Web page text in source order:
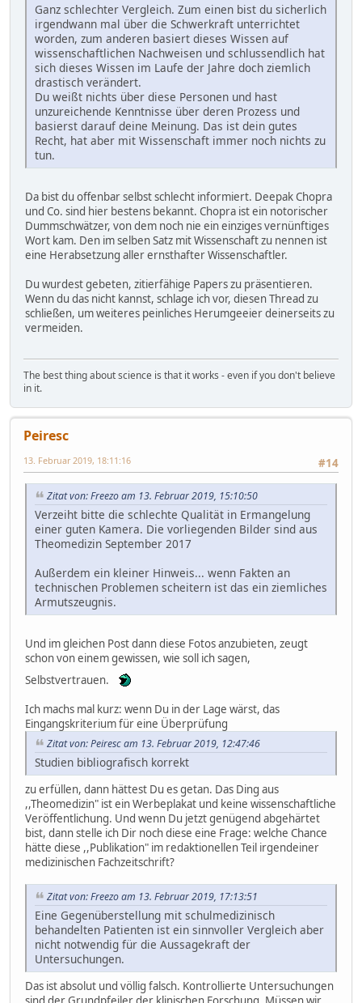
Ganz schlechter Vergleich. Zum einen bist du sicherlich
irgendwann mal über die Schwerkraft unterrichtet
worden, zum anderen basiert dieses Wissen auf
wissenschaftlichen Nachweisen und schlussendlich hat
sich dieses Wissen im Laufe der Jahre doch ziemlich
drastisch verändert.
Du weißt nichts über diese Personen und hast
unzureichende Kenntnisse über deren Prozess und
basierst darauf deine Meinung. Das ist dein gutes
Recht, hat aber mit Wissenschaft immer noch nichts zu
tun.
Da bist du offenbar selbst schlecht informiert. Deepak Chopra
und Co. sind hier bestens bekannt. Chopra ist ein notorischer
Dummschwätzer, von dem noch nie ein einziges vernünftiges
Wort kam. Den im selben Satz mit Wissenschaft zu nennen ist
eine Herabsetzung aller ernsthafter Wissenschaftler.
Du wurdest gebeten, zitierfähige Papers zu präsentieren.
Wenn du das nicht kannst, schlage ich vor, diesen Thread zu
schließen, um weiteres peinliches Herumgeeier deinerseits zu
vermeiden.
The best thing about science is that it works - even if you don't believe
in it.
Peiresc
#14
13. Februar 2019, 18:11:16
Zitat von: Freezo am 13. Februar 2019, 15:10:50
Verzeiht bitte die schlechte Qualität in Ermangelung
einer guten Kamera. Die vorliegenden Bilder sind aus
Theomedizin September 2017
Außerdem ein kleiner Hinweis... wenn Fakten an
technischen Problemen scheitern ist das ein ziemliches
Armutszeugnis.
Und im gleichen Post dann diese Fotos anzubieten, zeugt
schon von einem gewissen, wie soll ich sagen,
Selbstvertrauen.
Ich machs mal kurz: wenn Du in der Lage wärst, das
Eingangskriterium für eine Überprüfung
Zitat von: Peiresc am 13. Februar 2019, 12:47:46
Studien bibliografisch korrekt
zu erfüllen, dann hättest Du es getan. Das Ding aus
,,Theomedizin" ist ein Werbeplakat und keine wissenschaftliche
Veröffentlichung. Und wenn Du jetzt genügend abgehärtet
bist, dann stelle ich Dir noch diese eine Frage: welche Chance
hätte diese ,,Publikation" im redaktionellen Teil irgendeiner
medizinischen Fachzeitschrift?
Zitat von: Freezo am 13. Februar 2019, 17:13:51
Eine Gegenüberstellung mit schulmedizinisch
behandelten Patienten ist ein sinnvoller Vergleich aber
nicht notwendig für die Aussagekraft der
Untersuchungen.
Das ist absolut und völlig falsch. Kontrollierte Untersuchungen